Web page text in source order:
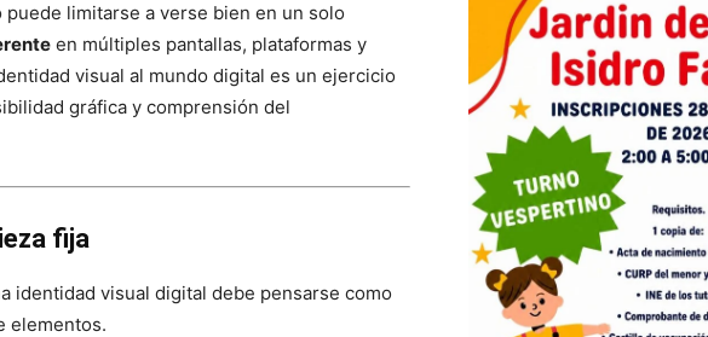
limitarse a verse bien en un solo
en múltiples pantallas, plataformas y
visual al mundo digital es un ejercicio
gráfica y comprensión del
fija
identidad visual digital debe pensarse como
elementos.